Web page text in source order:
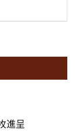
進呈